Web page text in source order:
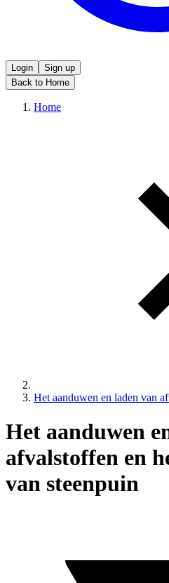
Login
Sign up
Back to Home
Home
Het aanduwen en laden van
Het aanduwen
afvalstoffen en
van steenpuin